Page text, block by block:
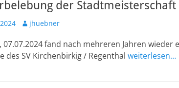
der Stadtmeisterschaft
Autorjhuebner
07.07.2024 fand nach mehreren Jahren
des SV Kirchenbirkig / Regenthal weiterlesen…